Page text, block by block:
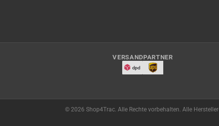
VERSANDPARTNER
© 2026 Shop4Trac. Alle Rechte vorbehalten. Alle